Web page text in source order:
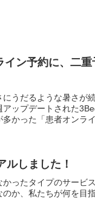
ン予約に、二
うだるような暑さが
ップデートされた
かった「患者オンラ
ルしました！
ったタイプのサービ
か、私たちが何を目